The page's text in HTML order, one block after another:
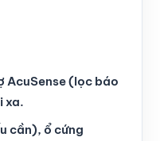
AcuSense (lọc báo
xa.
cần), ổ cứng